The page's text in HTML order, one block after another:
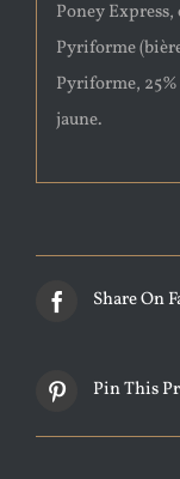
Poney Express,
Pyriforme
Pyriforme,
jaune.
Share On
Pin This